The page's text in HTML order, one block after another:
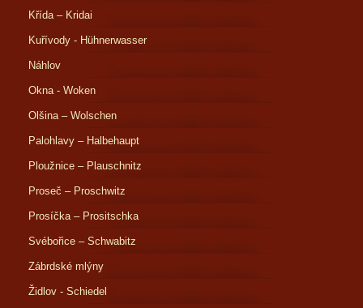
Křída – Kridai
Kuřívody - Hühnerwasser
Náhlov
Okna - Woken
Olšina – Wolschen
Palohlavy – Halbehaupt
Ploužnice – Plauschnitz
Proseč – Proschwitz
Prosíčka – Prositschka
Svébořice – Schwabitz
Zábrdské mlýny
Židlov - Schiedel